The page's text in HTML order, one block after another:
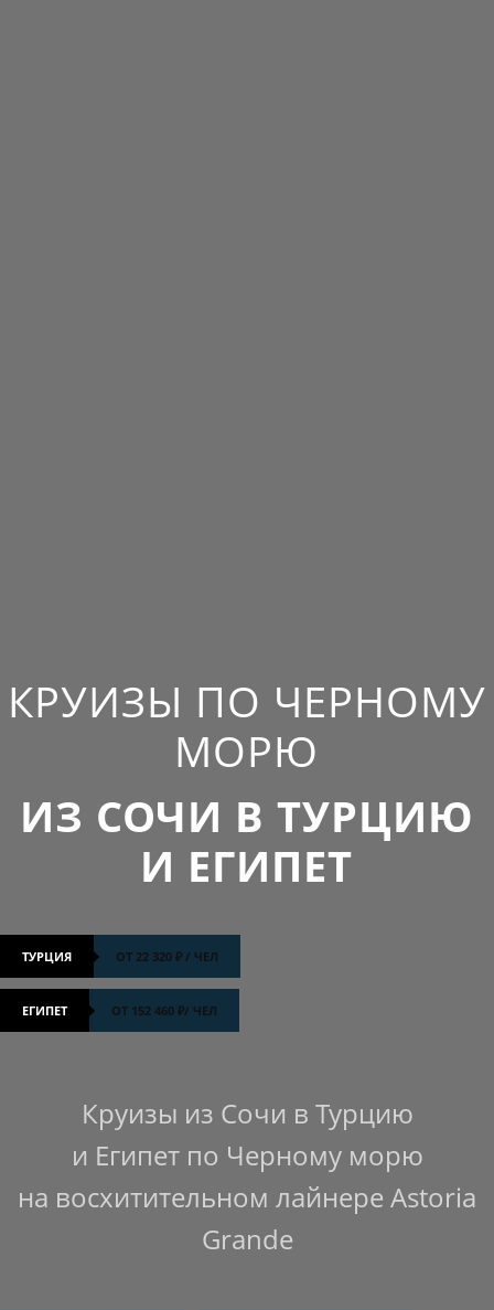
КРУИЗЫ ПО ЧЕРНОМУ
МОРЮ
ИЗ СОЧИ В ТУРЦИЮ
И ЕГИПЕТ
ТУРЦИЯ ОТ 22 320 ₽ / ЧЕЛ
ЕГИПЕТ ОТ 152 460 ₽/ ЧЕЛ
Круизы из Сочи в Турцию
и Египет по Черному морю
на восхитительном лайнере Astoria
Grande